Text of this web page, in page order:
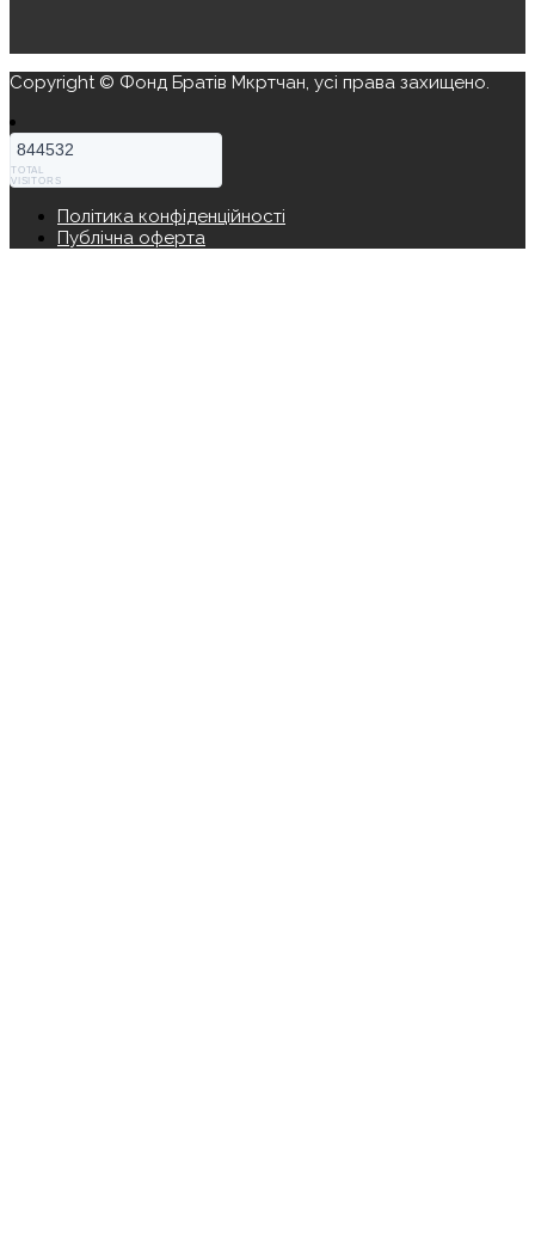
Copyright © Фонд Братів Мкртчан, усі права захищено.
844532
TOTAL
VISITORS
Політика конфіденційності
Публічна оферта